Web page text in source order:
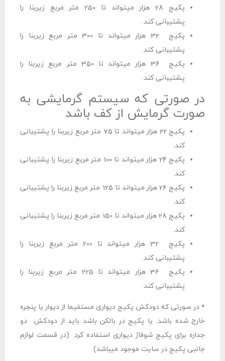
پکیج 28 هزار میتواند تا 250 متر مربع زیربنا را
پشتیبانی کند.
پکیج 32 هزار میتواند تا 300 متر مربع زیربنا را
پشتیبانی کند.
پکیج 36 هزار میتواند تا 350 متر مربع زیربنا را
پشتیبانی کند.
در صورتی که سیستم گرمایشی به
صورت گرمایش از کف باشد
پکیج 22 هزار میتواند تا 75 متر مربع زیربنا را پشتیبانی
کند.
پکیج 24 هزار میتواند تا 100 متر مربع زیربنا را پشتیبانی
کند.
پکیج 26 هزار میتواند تا 125 متر مربع زیربنا را پشتیبانی
کند.
پکیج 28 هزار میتواند تا 150 متر مربع زیربنا را پشتیبانی
کند.
پکیج 32 هزار میتواند تا 200 متر مربع زیربنا را
پشتیبانی کند.
پکیج 36 هزار میتواند تا 225 متر مربع زیربنا را
پشتیبانی کند.
* در صورتی که دودکش پکیج دیواری مستقیما از دیوار یا پنجره
خارج شده باشد. یا پکیج در بالکن باشد باید از دودکش دو
جداره برای پکیج شوفاژ دیواری استفاده کرد. (در قسمت لوازم
جانبی پکیج در سایت موجود میباشد)